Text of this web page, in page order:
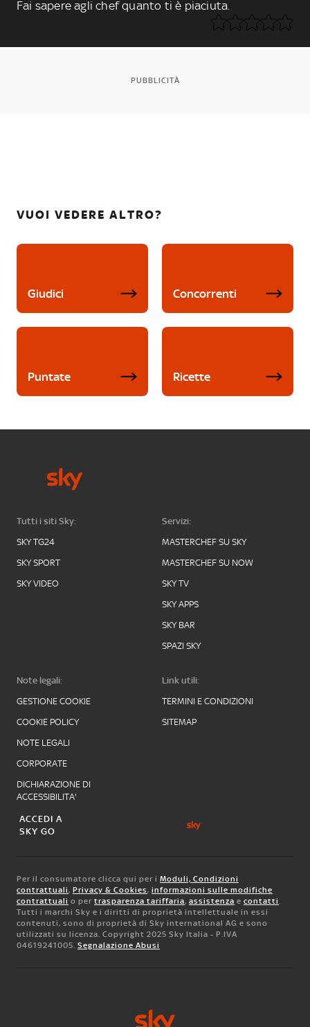
Fai sapere agli chef quanto ti è piaciuta.
PUBBLICITÀ
VUOI VEDERE ALTRO?
Giudici Concorrenti
Puntate Ricette
Tutti i siti Sky:
SKY TG24
SKY SPORT
SKY VIDEO
Servizi:
MASTERCHEF SU SKY
MASTERCHEF SU NOW
SKY TV
SKY APPS
SKY BAR
SPAZI SKY
Note legali:
GESTIONE COOKIE
COOKIE POLICY
NOTE LEGALI
CORPORATE
DICHIARAZIONE DI
ACCESSIBILITA'
Link utili:
TERMINI E CONDIZIONI
SITEMAP
ACCEDI A
SKY GO
Per il consumatore clicca qui per i Moduli, Condizioni
contrattuali, Privacy & Cookies, informazioni sulle modifiche
contrattuali o per trasparenza tariffaria, assistenza e contatti.
Tutti i marchi Sky e i diritti di proprietà intellettuale in essi
contenuti, sono di proprietà di Sky international AG e sono
utilizzati su licenza. Copyright 2025 Sky Italia - P.IVA
04619241005. Segnalazione Abusi